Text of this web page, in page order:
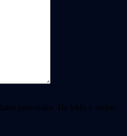
personales. He leído y acepto